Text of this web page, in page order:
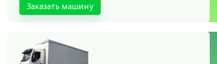
Заказать машину